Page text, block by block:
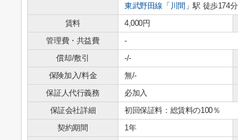
東武野田線 「 川間 」駅 徒歩174分
賃料
4,000円
管理費・共益費
-
償却/敷引
-/-
保険加入/料金
無/-
保証人代行義務
必加入
保証会社詳細
初回保証料：総賃料の100％
契約期間
1年